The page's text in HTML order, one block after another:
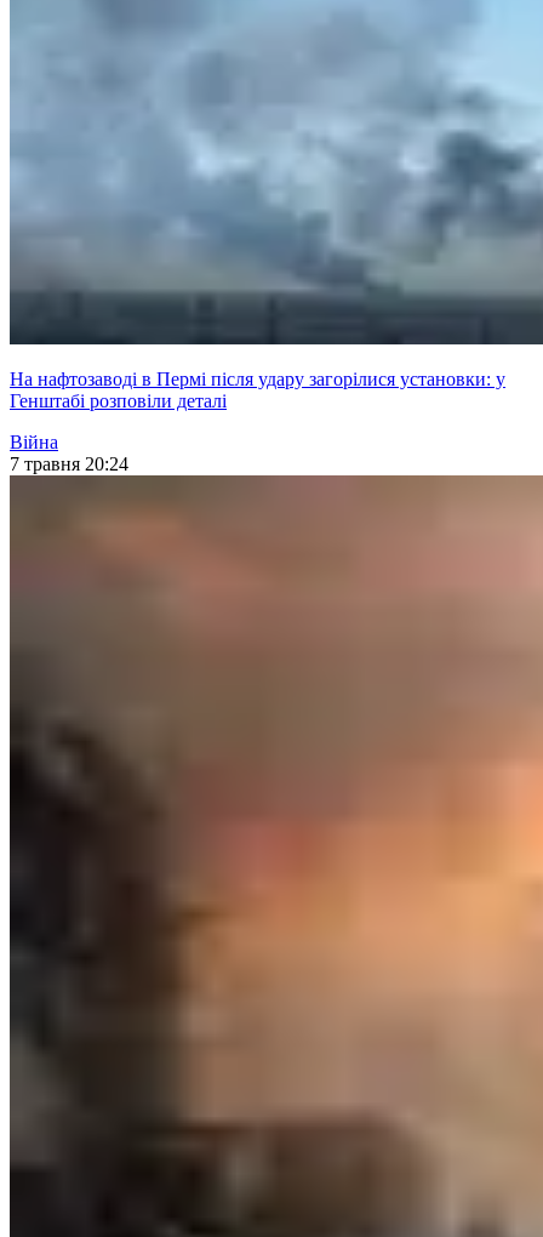
На нафтозаводі в Пермі після удару загорілися установки: у
Генштабі розповіли деталі
Війна
7 травня 20:24